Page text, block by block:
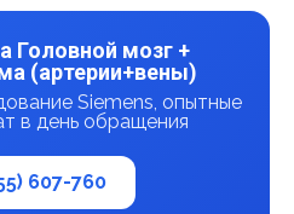
Головной мозг +
(артерии+вены)
Siemens, опытные
в день обращения
607-760